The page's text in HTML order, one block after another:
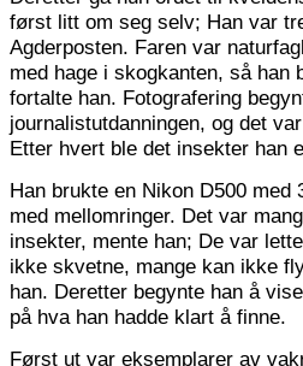
først litt om seg selv; Han var
Agderposten. Faren var
med hage i skogkanten, så han
fortalte han. Fotografering
journalistutdanningen, og det
Etter hvert ble det insekter han
Han brukte en Nikon D500
med mellomringer. Det var
insekter, mente han; De var
ikke skvetne, mange kan ikke
han. Deretter begynte han å
på hva han hadde klart å finne.
Først ut var eksemplarer av